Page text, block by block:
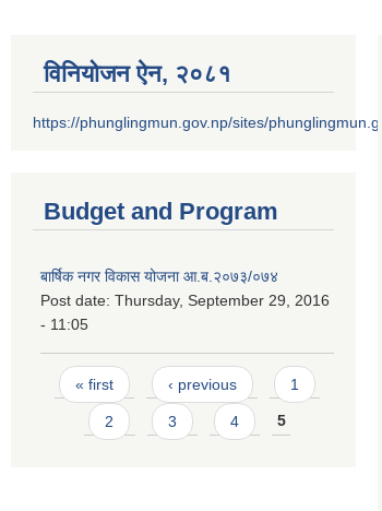
विनियोजन ऐन‚ २०८१
https://phunglingmun.gov.np/sites/
Budget and Program
बार्षिक नगर विकास योजना आ.ब.२०७३/०७४
Post date: Thursday, September 29, 2016
- 11:05
Pages
« first ‹ previous 1
2 3 4 5